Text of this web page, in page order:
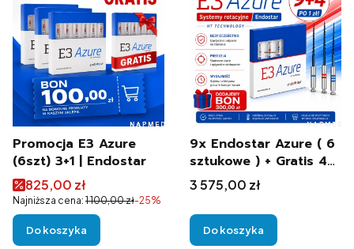
Promocja E3 Azure
(6szt) 3+1 | Endostar
Cena promocyjna
825,00 zł
Najniższa cena: 1 100,00 zł-25%
Do koszyka
9x Endostar Azure ( 6
sztukowe ) + Gratis 4x
Endostar Azure ( 6
sztukowe ) + BON
300,00 pln
Cena
3 575,00 zł
Do koszyka